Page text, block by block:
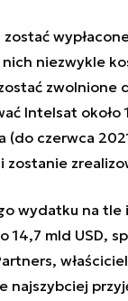
niezwykle
zwolnione
Intelsat około
(do czerwca
zostanie
wydatku na tle
mld USD,
najszybciej